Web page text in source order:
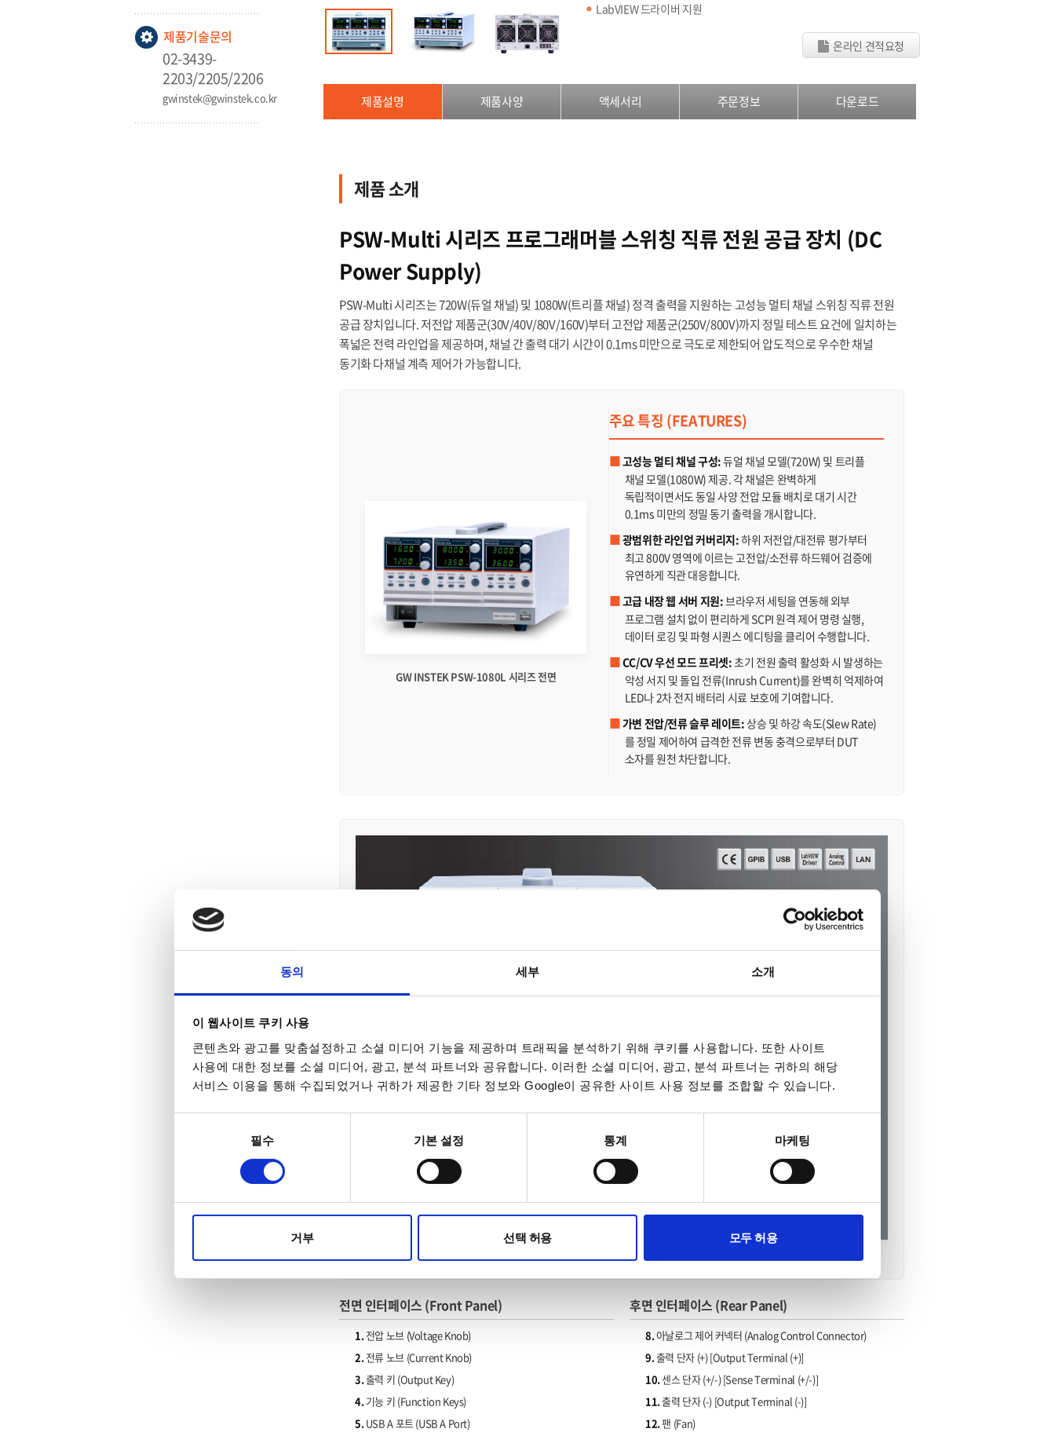
동의 세부 소개
이 웹사이트 쿠키 사용
콘텐츠와 광고를 맞춤설정하고 소셜 미디어 기능을 제공하며 트래픽을 분석하기 위해 쿠키를 사용합니다. 또한 사이트
사용에 대한 정보를 소셜 미디어, 광고, 분석 파트너와 공유합니다. 이러한 소셜 미디어, 광고, 분석 파트너는 귀하의 해당
서비스 이용을 통해 수집되었거나 귀하가 제공한 기타 정보와 Google이 공유한 사이트 사용 정보를 조합할 수 있습니다.
필수 기본 설정 통계 마케팅
거부 선택 허용 모두 허용
제품기술문의
02-3439-
2203/2205/2206
gwinstek@gwinstek.co.kr
LabVIEW 드라이버 지원
온라인 견적요청
제품설명 제품사양 액세서리 주문정보 다운로드
제품 소개
PSW-Multi 시리즈 프로그래머블 스위칭 직류 전원 공급 장치 (DC
Power Supply)
PSW-Multi 시리즈는 720W(듀얼 채널) 및 1080W(트리플 채널) 정격 출력을 지원하는 고성능 멀티 채널 스위칭 직류 전원
공급 장치입니다. 저전압 제품군(30V/40V/80V/160V)부터 고전압 제품군(250V/800V)까지 정밀 테스트 요건에 일치하는
폭넓은 전력 라인업을 제공하며, 채널 간 출력 대기 시간이 0.1ms 미만으로 극도로 제한되어 압도적으로 우수한 채널
동기화 다채널 계측 제어가 가능합니다.
GW INSTEK PSW-1080L 시리즈 전면
주요 특징 (FEATURES)
■고성능 멀티 채널 구성:듀얼 채널 모델(720W) 및 트리플
채널 모델(1080W) 제공. 각 채널은 완벽하게
독립적이면서도 동일 사양 전압 모듈 배치로 대기 시간
0.1ms 미만의 정밀 동기 출력을 개시합니다.
■광범위한 라인업 커버리지:하위 저전압/대전류 평가부터
최고 800V 영역에 이르는 고전압/소전류 하드웨어 검증에
유연하게 직관 대응합니다.
■고급 내장 웹 서버 지원:브라우저 세팅을 연동해 외부
프로그램 설치 없이 편리하게 SCPI 원격 제어 명령 실행,
데이터 로깅 및 파형 시퀀스 에디팅을 클리어 수행합니다.
■CC/CV 우선 모드 프리셋:초기 전원 출력 활성화 시 발생하는
악성 서지 및 돌입 전류(Inrush Current)를 완벽히 억제하여
LED나 2차 전지 배터리 시료 보호에 기여합니다.
■가변 전압/전류 슬루 레이트: 상승 및 하강 속도(Slew Rate)
를 정밀 제어하여 급격한 전류 변동 충격으로부터 DUT
소자를 원천 차단합니다.
PSW-Multi Series 패널 입력 • 출력 포트 정보
전면 인터페이스 (Front Panel)
1.전압 노브 (Voltage Knob)
2.전류 노브 (Current Knob)
3.출력 키 (Output Key)
4.기능 키 (Function Keys)
5.USB A 포트 (USB A Port)
후면 인터페이스 (Rear Panel)
8.아날로그 제어 커넥터 (Analog Control Connector)
9.출력 단자 (+) [Output Terminal (+)]
10.센스 단자 (+/-) [Sense Terminal (+/-)]
11.출력 단자 (-) [Output Terminal (-)]
12.팬 (Fan)